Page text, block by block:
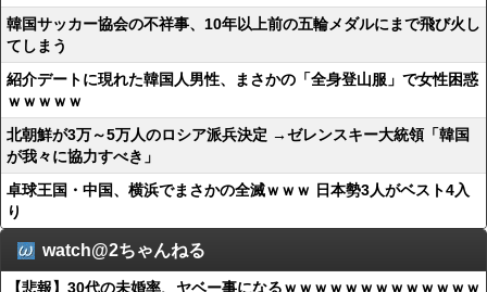
韓国サッカー協会の不祥事、10年以上前の五輪メダルにまで飛び火し
てしまう
紹介デートに現れた韓国人男性、まさかの「全身登山服」で女性困惑
ｗｗｗｗｗ
北朝鮮が3万～5万人のロシア派兵決定 →ゼレンスキー大統領「韓国
が我々に協力すべき」
卓球王国・中国、横浜でまさかの全滅ｗｗｗ 日本勢3人がベスト4入
り
watch@2ちゃんねる
【悲報】30代の未婚率、ヤベー事になるｗｗｗｗｗｗｗｗｗｗｗｗｗ